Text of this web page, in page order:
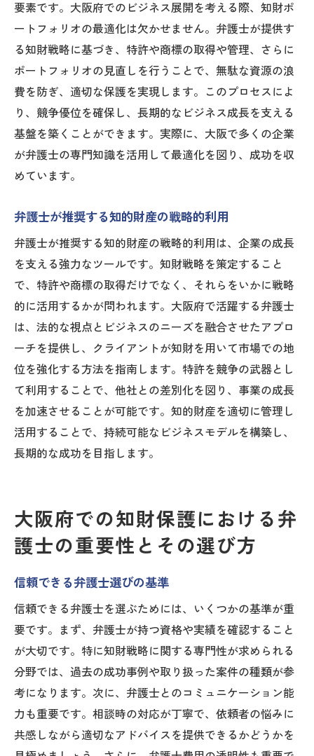
要素です。大阪府でのビジネス展開を考える際、知財ポ
ートフォリオの最適化は欠かせません。弁護士が提供す
る知財戦略に基づき、特許や商標の取得や管理、さらに
ポートフォリオの見直しを行うことで、無駄な資源の浪
費を防ぎ、適切な保護を実現します。このプロセスによ
り、競争優位を確保し、長期的なビジネス成長を支える
基盤を築くことができます。実際に、大阪で多くの企業
が弁護士の専門知識を活用して最適化を図り、成功を収
めています。
弁護士が推奨する知的財産の戦略的利用
弁護士が推奨する知的財産の戦略的利用は、企業の成長
を支える強力なツールです。知財戦略を策定すること
で、特許や商標の取得だけでなく、それらをいかに戦略
的に活用するかが問われます。大阪府で活躍する弁護士
は、法的な視点とビジネスのニーズを融合させたアプロ
ーチを提供し、クライアントが知財を用いて市場での地
位を強化する方法を指南します。特許を競争の武器とし
て利用することで、他社との差別化を図り、事業の成長
を加速させることが可能です。知的財産を適切に管理し
活用することで、持続可能なビジネスモデルを構築し、
長期的な成功を目指します。
大阪府での知財保護における弁
護士の重要性とその選び方
信頼できる弁護士選びの基準
信頼できる弁護士を選ぶためには、いくつかの基準が重
要です。まず、弁護士が持つ資格や実績を確認すること
が大切です。特に知財戦略に関する専門性が求められる
分野では、過去の成功事例や取り扱った案件の種類が参
考になります。次に、弁護士とのコミュニケーション能
力も重要です。相談時の対応が丁寧で、依頼者の悩みに
共感しながら適切なアドバイスを提供できるかどうかを